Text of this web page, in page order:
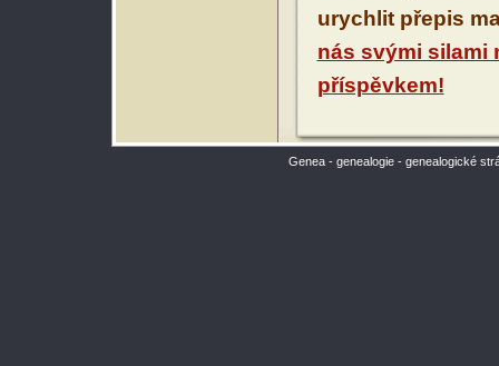
urychlit přepis
nás svými silami
příspěvkem!
Genea - genealogie - genealogické